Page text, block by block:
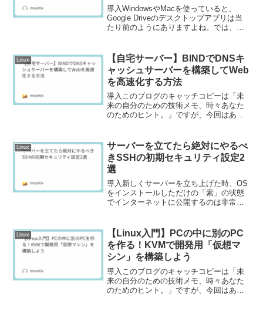
導入WindowsやMacを使っていると、
Google Driveのデスクトップアプリは当
たり前のようにありますよね。では、
リを提供していません。しか...
Linux
【自宅サーバー】BINDでDNSキ
ャッシュサーバーを構築してWeb
を高速化する方法
導入このブログのキャッチコピーは「未
来の自分のための技術メモ、時々あなた
のためのヒント。」ですが、今回はあな
です。「最近、Webページの表示が少し
遅いな…」「いつも見る...
Linux
サーバーを立てたら絶対にやるべ
きSSHの初期セキュリティ設定2
選
導入新しくサーバーを立ち上げた時、OS
をインストールしただけの「素」の状態
でインターネットに公開するのは非常に
し、侵入を試みているからです。私自身
がサーバーを構築する際...
Linux
【Linux入門】PCの中に別のPC
を作る！KVMで開発用「仮想マ
シン」を構築しよう
導入このブログのキャッチコピーは「未
来の自分のための技術メモ、時々あなた
のためのヒント。」ですが、今回はあな